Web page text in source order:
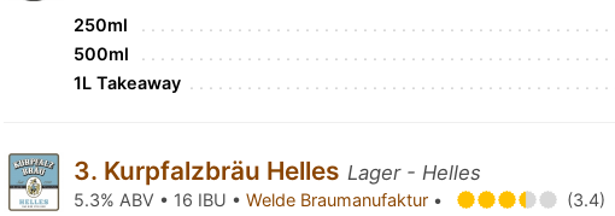
250ml
500ml
1L Takeaway
3. Kurpfalzbräu Helles Lager - Helles
5.3% ABV • 16 IBU •Welde Braumanufaktur •
(3.4)